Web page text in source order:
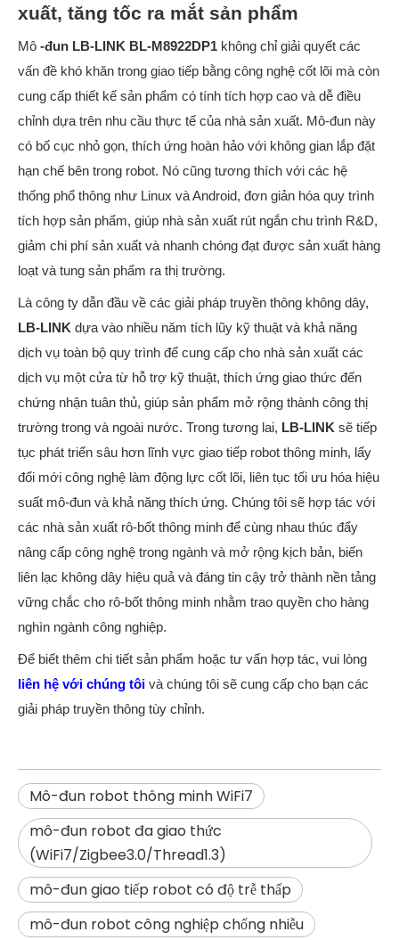
xuất, tăng tốc ra mắt sản phẩm
Mô -đun LB-LINK BL-M8922DP1 không chỉ giải quyết các
vấn đề khó khăn trong giao tiếp bằng công nghệ cốt lõi mà còn
cung cấp thiết kế sản phẩm có tính tích hợp cao và dễ điều
chỉnh dựa trên nhu cầu thực tế của nhà sản xuất. Mô-đun này
có bố cục nhỏ gọn, thích ứng hoàn hảo với không gian lắp đặt
hạn chế bên trong robot. Nó cũng tương thích với các hệ
thống phổ thông như Linux và Android, đơn giản hóa quy trình
tích hợp sản phẩm, giúp nhà sản xuất rút ngắn chu trình R&D,
giảm chi phí sản xuất và nhanh chóng đạt được sản xuất hàng
loạt và tung sản phẩm ra thị trường.
Là công ty dẫn đầu về các giải pháp truyền thông không dây,
LB-LINK dựa vào nhiều năm tích lũy kỹ thuật và khả năng
dịch vụ toàn bộ quy trình để cung cấp cho nhà sản xuất các
dịch vụ một cửa từ hỗ trợ kỹ thuật, thích ứng giao thức đến
chứng nhận tuân thủ, giúp sản phẩm mở rộng thành công thị
trường trong và ngoài nước. Trong tương lai, LB-LINK sẽ tiếp
tục phát triển sâu hơn lĩnh vực giao tiếp robot thông minh, lấy
đổi mới công nghệ làm động lực cốt lõi, liên tục tối ưu hóa hiệu
suất mô-đun và khả năng thích ứng. Chúng tôi sẽ hợp tác với
các nhà sản xuất rô-bốt thông minh để cùng nhau thúc đẩy
nâng cấp công nghệ trong ngành và mở rộng kịch bản, biến
liên lạc không dây hiệu quả và đáng tin cậy trở thành nền tảng
vững chắc cho rô-bốt thông minh nhằm trao quyền cho hàng
nghìn ngành công nghiệp.
Để biết thêm chi tiết sản phẩm hoặc tư vấn hợp tác, vui lòng
liên hệ với chúng tôi và chúng tôi sẽ cung cấp cho bạn các
giải pháp truyền thông tùy chỉnh.
Mô-đun robot thông minh WiFi7
mô-đun robot đa giao thức
(WiFi7/Zigbee3.0/Thread1.3)
mô-đun giao tiếp robot có độ trễ thấp
mô-đun robot công nghiệp chống nhiễu